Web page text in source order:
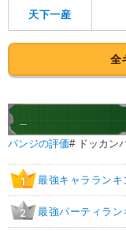
天下一産
全
パンジの評価# ドッカン
1 最強キャラランキ
2 最強パーティラン